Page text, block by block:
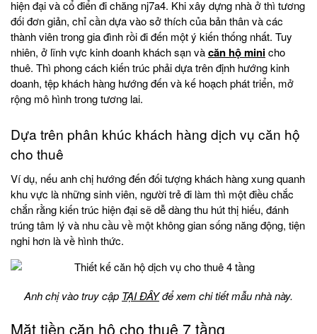
hiện đại và cổ điển đi chăng nj7a4. Khi xây dựng nhà ở thì tương
đối đơn giản, chỉ cần dựa vào sở thích của bản thân và các
thành viên trong gia đình rồi đi đến một ý kiến thống nhất. Tuy
nhiên, ở lĩnh vực kinh doanh khách sạn vàcăn hộ minicho
thuê. Thì phong cách kiến trúc phải dựa trên định hướng kinh
doanh, tệp khách hàng hướng đến và kế hoạch phát triển, mở
rộng mô hình trong tương lai.
Dựa trên phân khúc khách hàng dịch vụ căn hộ
cho thuê
Ví dụ, nếu anh chị hướng đến đối tượng khách hàng xung quanh
khu vực là những sinh viên, người trẻ đi làm thì một điều chắc
chắn rằng kiến trúc hiện đại sẽ dễ dàng thu hút thị hiếu, đánh
trúng tâm lý và nhu cầu về một không gian sống năng động, tiện
nghi hơn là về hình thức.
Anh chị vào truy cập TẠI ĐÂYđể xem chi tiết mẫu nhà này.
Mặt tiền căn hộ cho thuê 7 tầng